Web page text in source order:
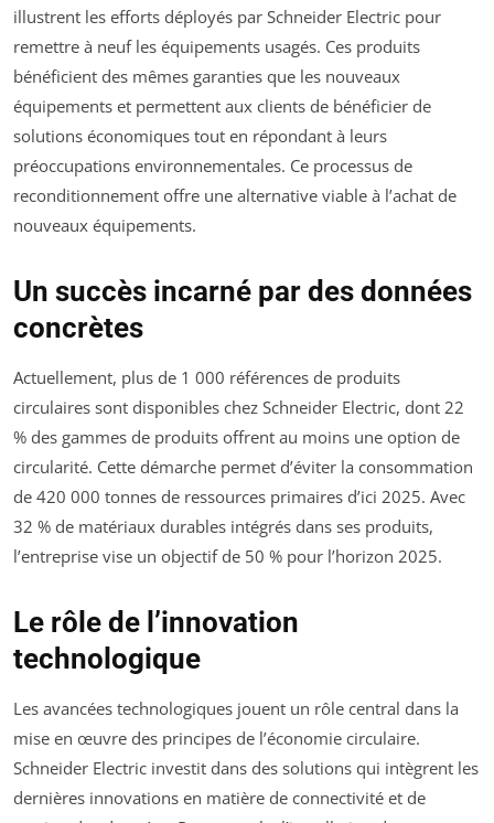
illustrent les efforts déployés par Schneider Electric pour
remettre à neuf les équipements usagés. Ces produits
bénéficient des mêmes garanties que les nouveaux
équipements et permettent aux clients de bénéficier de
solutions économiques tout en répondant à leurs
préoccupations environnementales. Ce processus de
reconditionnement offre une alternative viable à l’achat de
nouveaux équipements.
Un succès incarné par des données
concrètes
Actuellement, plus de 1 000 références de produits
circulaires sont disponibles chez Schneider Electric, dont 22
% des gammes de produits offrent au moins une option de
circularité. Cette démarche permet d’éviter la consommation
de 420 000 tonnes de ressources primaires d’ici 2025. Avec
32 % de matériaux durables intégrés dans ses produits,
l’entreprise vise un objectif de 50 % pour l’horizon 2025.
Le rôle de l’innovation
technologique
Les avancées technologiques jouent un rôle central dans la
mise en œuvre des principes de l’économie circulaire.
Schneider Electric investit dans des solutions qui intègrent les
dernières innovations en matière de connectivité et de